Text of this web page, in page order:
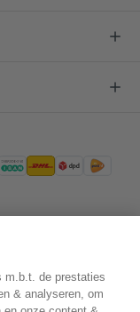
m.b.t. de prestaties
& analyseren, om